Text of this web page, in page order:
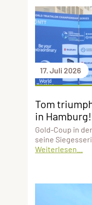
17. Juli 2026
Tom
in Hamburg!
Gold-Coup in
seine
Weiterlesen...